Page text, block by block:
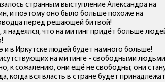
странным выступление Александра на
и поэтому оно было больше похоже на
перед решающей битвой!
я надеялся, что на митинг придёт больше
и в Иркутске людей будет намного больше!
на митинге - свободными
к сожалению, они ещё не свободны; они
когда вся власть в стране будет